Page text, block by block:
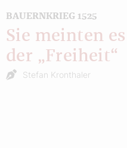
BAUERNKRIEG 1525
Sie meinten
der „Freiheit“
Stefan Kronthaler